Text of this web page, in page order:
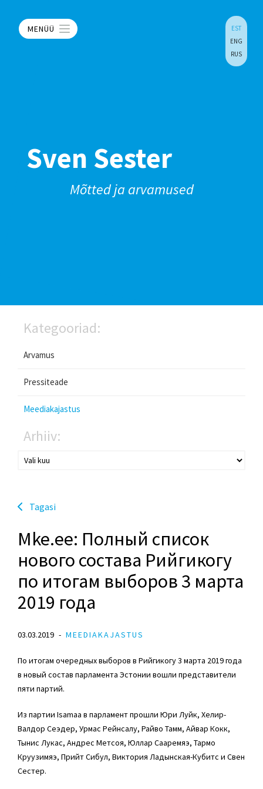
MENÜÜ
EST
ENG
RUS
Sven Sester
Mõtted ja arvamused
Kategooriad:
Arvamus
Pressiteade
Meediakajastus
Arhiiv:
Tagasi
Mke.ee: Полный список
нового состава Рийгикогу
по итогам выборов 3 марта
2019 года
03.03.2019 MEEDIAKAJASTUS
По итогам очередных выборов в Рийгикогу 3 марта 2019 года
в новый состав парламента Эстонии вошли представители
пяти партий.
Из партии Isamaa в парламент прошли Юри Луйк, Хелир-
Валдор Сеэдер, Урмас Рейнсалу, Райво Тамм, Айвар Кокк,
Тынис Лукас, Андрес Метсоя, Юллар Сааремяэ, Тармо
Круузимяэ, Прийт Сибул, Виктория Ладынская-Кубитс и Свен
Сестер.